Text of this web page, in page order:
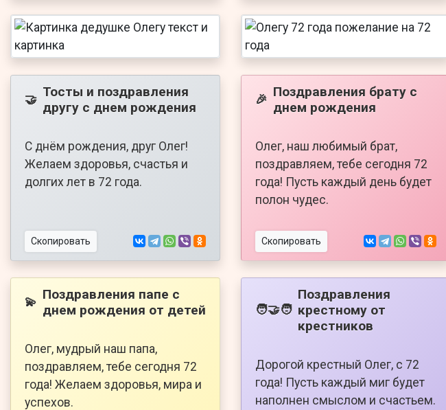
🤝 Тосты и поздравления
другу с днем рождения
С днём рождения, друг Олег!
Желаем здоровья, счастья и
долгих лет в 72 года.
Скопировать
🎉 Поздравления брату с
днем рождения
Олег, наш любимый брат,
поздравляем, тебе сегодня 72
года! Пусть каждый день будет
полон чудес.
Скопировать
💫 Поздравления папе с
днем рождения от детей
Олег, мудрый наш папа,
поздравляем, тебе сегодня 72
года! Желаем здоровья, мира и
успехов.
🧑‍🤝‍🧑
Поздравления
крестному от
крестников
Дорогой крестный Олег, с 72
года! Пусть каждый миг будет
наполнен смыслом и счастьем.